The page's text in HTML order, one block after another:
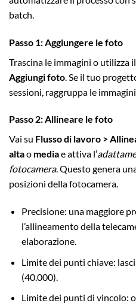
batch.
Passo 1: Aggiungere le foto
Trascina le immagini o utilizza
Aggiungi foto . Se il tuo
sessioni, raggruppa le
Passo 2: Allineare le foto
Vai su Flusso di lavoro >
altao mediae attiva l’
fotocamera. Questo genera
posizioni della fotocamera.
Precisione: una maggiore
l’allineamento della
elaborazione.
Limite dei punti chiave:
(40.000).
Limite dei punti di vincolo: